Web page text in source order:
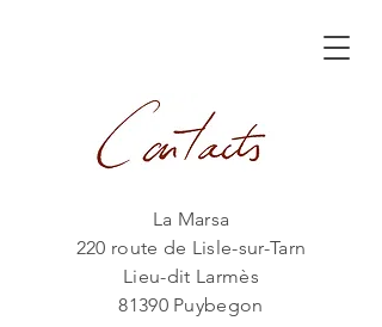
La Marsa
220 route de Lisle-sur-Tarn
Lieu-dit Larmès
81390 Puybegon